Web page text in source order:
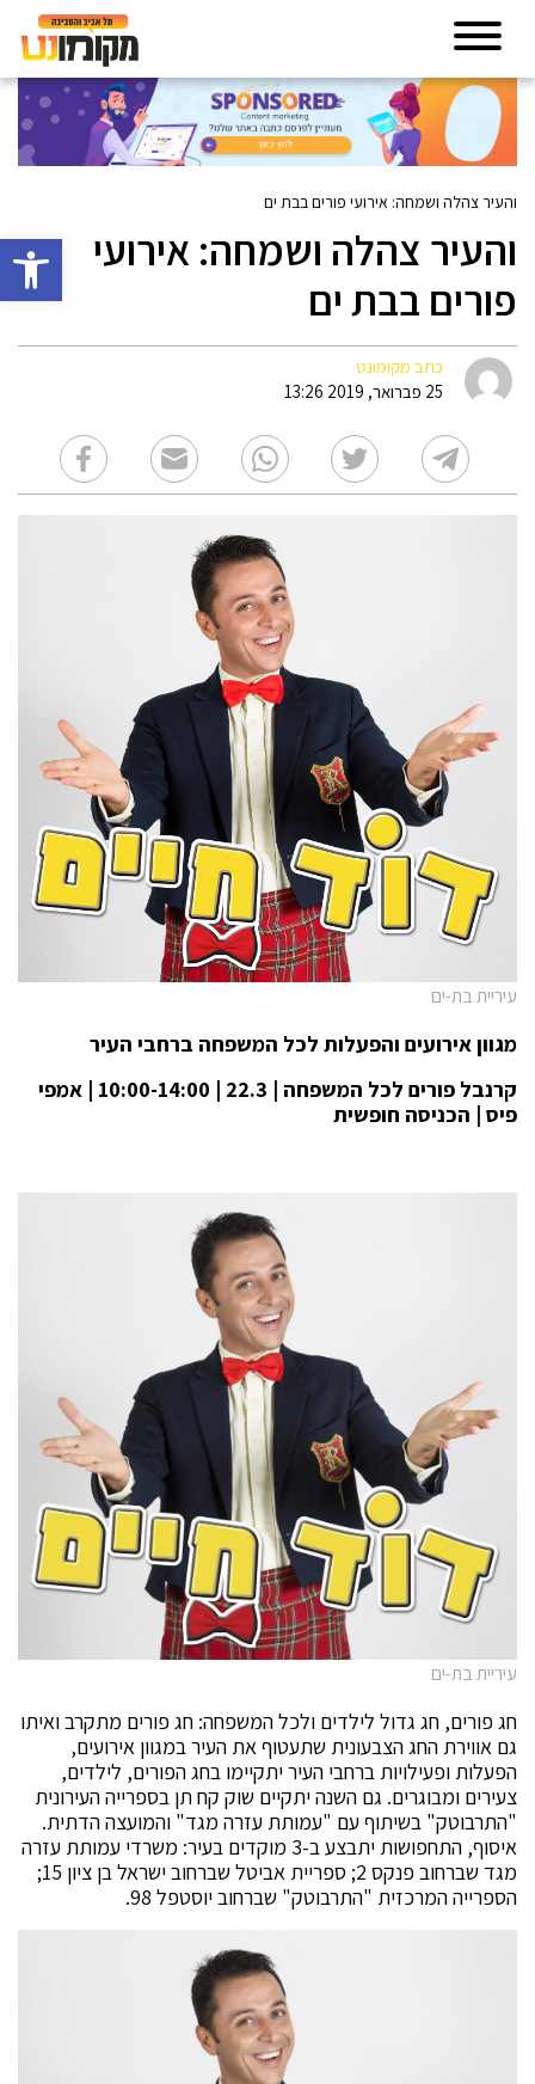
פתח
והעיר צהלה ושמחה: אירועי פורים בבת ים
והעיר צהלה ושמחה: אירועי
פורים בבת ים
כתב מקומונט
25 פברואר, 2019 13:26
עיריית בת-ים
מגוון אירועים והפעלות לכל המשפחה ברחבי העיר
קרנבל פורים לכל המשפחה | 22.3 | 10:00-14:00 | אמפי
פיס | הכניסה חופשית
עיריית בת-ים
חג פורים, חג גדול לילדים ולכל המשפחה: חג פורים מתקרב ואיתו
גם אווירת החג הצבעונית שתעטוף את העיר במגוון אירועים,
הפעלות ופעילויות ברחבי העיר יתקיימו בחג הפורים, לילדים,
צעירים ומבוגרים. גם השנה יתקיים שוק קח תן בספרייה העירונית
"התרבוטק" בשיתוף עם "עמותת עזרה מגד" והמועצה הדתית.
איסוף, התחפושות יתבצע ב-3 מוקדים בעיר: משרדי עמותת עזרה
מגד שברחוב פנקס 2; ספריית אביטל שברחוב ישראל בן ציון 15;
הספרייה המרכזית "התרבוטק" שברחוב יוסטפל 98.